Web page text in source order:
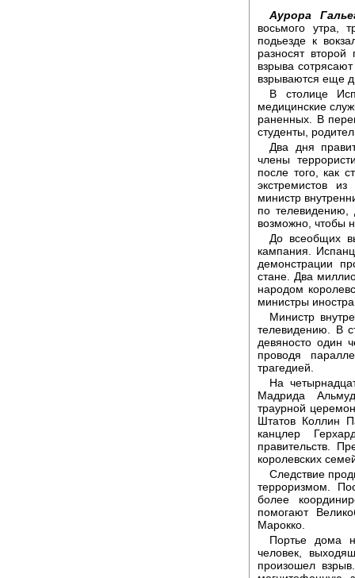
Аурора
восьмого утра,
подьезде к
разносят
взрыва
взрываются еще
В столице
медицинские
раненных. В
студенты,
Два дня
члены
после того, как
экстремистов
министр
по телевидению,
возможно, чтобы
До всеобщих
кампания.
демонстрации
стане. Два
народом
министры
Министр
телевидению. В
девяносто один
проводя
трагедией.
На
Мадрида
траурной
Штатов Коллин
канцлер
правительств.
королевских
Следствие
терроризмом.
более
помогают
Марокко.
Портье дома
человек,
произошел